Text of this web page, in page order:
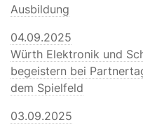
Ausbildung
04.09.2025
Würth Elektronik und
begeistern bei
dem Spielfeld
03.09.2025